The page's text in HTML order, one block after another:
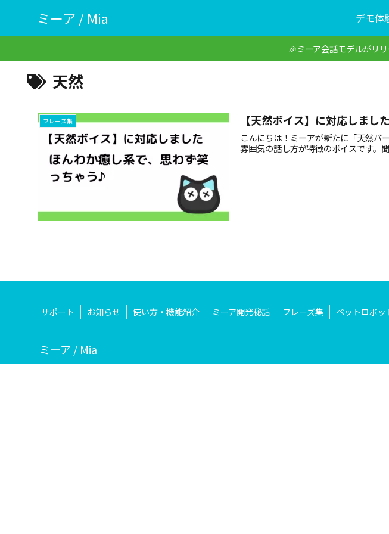
ミーア / Mia デモ体
🎉ミーア会話モデルがリ
天然
フレーズ集 【天然ボイス】に対応しま
こんにちは！ミーアが新たに「天然バ
雰囲気の話し方が特徴のボイスです。
ミーア / Mia
サポート お知らせ 使い方・機能紹介 ミーア開発秘話 フレーズ集 ペットロボッ